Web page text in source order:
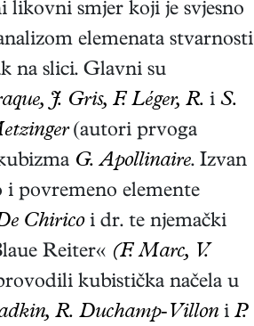
likovni smjer koji je svjesno
elemenata stvarnosti
na slici. Glavni su
J. Gris, F. Léger, R. i S.
(autori prvoga
G. Apollinaire. Izvan
povremeno elemente
Chiricoi dr. te njemački
Reiter« (F. Marc, V.
kubistička načela u
R. Duchamp-Villon i P.